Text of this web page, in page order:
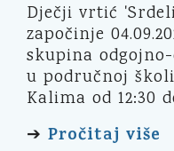
Dječji vrtić
započinje
skupina
u područnoj
Kalima od 12:30
➔ Pročitaj više